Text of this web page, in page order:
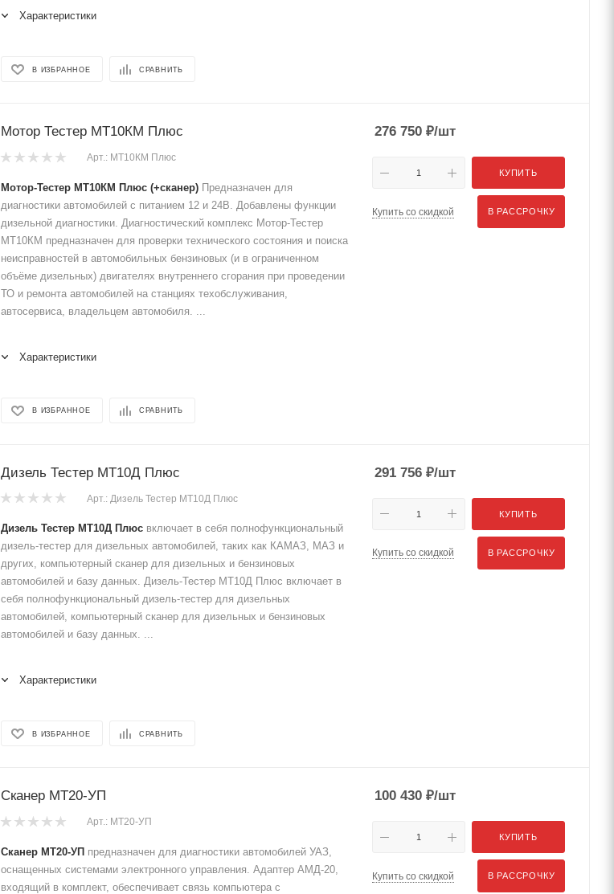
Характеристики
В ИЗБРАННОЕ СРАВНИТЬ
Мотор Тестер МТ10КМ Плюс
Арт.: МТ10КМ Плюс
Мотор-Тестер МТ10КМ Плюс (+сканер) Предназначен для
диагностики автомобилей с питанием 12 и 24В. Добавлены функции
дизельной диагностики. Диагностический комплекс Мотор-Тестер
МТ10КМ предназначен для проверки технического состояния и поиска
неисправностей в автомобильных бензиновых (и в ограниченном
объёме дизельных) двигателях внутреннего сгорания при проведении
ТО и ремонта автомобилей на станциях техобслуживания,
автосервиса, владельцем автомобиля. ...
Характеристики
В ИЗБРАННОЕ СРАВНИТЬ
276 750 ₽/шт
КУПИТЬ
Купить со скидкой В РАССРОЧКУ
Дизель Тестер МТ10Д Плюс
Арт.: Дизель Тестер МТ10Д Плюс
Дизель Тестер МТ10Д Плюс включает в себя полнофункциональный
дизель-тестер для дизельных автомобилей, таких как КАМАЗ, МАЗ и
других, компьютерный сканер для дизельных и бензиновых
автомобилей и базу данных. Дизель-Тестер МТ10Д Плюс включает в
себя полнофункциональный дизель-тестер для дизельных
автомобилей, компьютерный сканер для дизельных и бензиновых
автомобилей и базу данных. ...
Характеристики
В ИЗБРАННОЕ СРАВНИТЬ
291 756 ₽/шт
КУПИТЬ
Купить со скидкой В РАССРОЧКУ
Сканер МТ20-УП
Арт.: МТ20-УП
Сканер МТ20-УП предназначен для диагностики автомобилей УАЗ,
оснащенных системами электронного управления. Адаптер АМД-20,
входящий в комплект, обеспечивает связь компьютера с
100 430 ₽/шт
КУПИТЬ
Купить со скидкой В РАССРОЧКУ